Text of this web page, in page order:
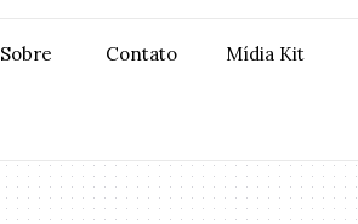
Sobre Contato Mídia Kit